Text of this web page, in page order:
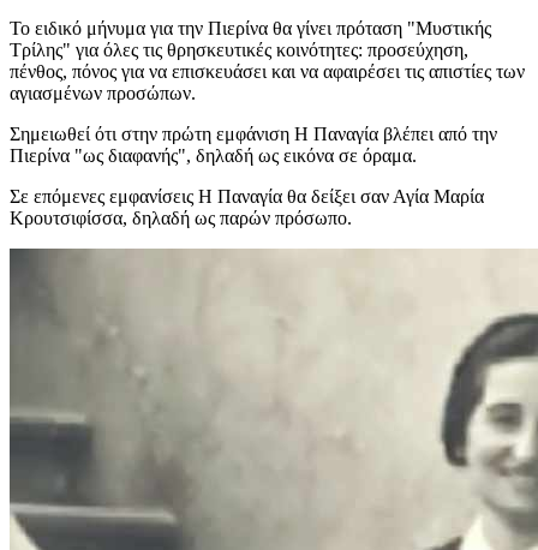
Το ειδικό μήνυμα για την Πιερίνα θα γίνει πρόταση "Μυστικής
Τρίλης" για όλες τις θρησκευτικές κοινότητες: προσεύχηση,
πένθος, πόνος για να επισκευάσει και να αφαιρέσει τις απιστίες των
αγιασμένων προσώπων.
Σημειωθεί ότι στην πρώτη εμφάνιση Η Παναγία βλέπει από την
Πιερίνα "ως διαφανής", δηλαδή ως εικόνα σε όραμα.
Σε επόμενες εμφανίσεις Η Παναγία θα δείξει σανΑγία Μαρία
Κρουτσιφίσσα, δηλαδή ως παρών πρόσωπο.